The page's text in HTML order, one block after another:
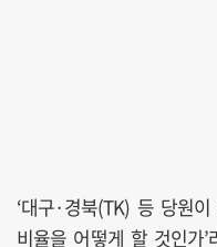
‘대구·경북(TK) 등 당원
비율을 어떻게 할 것인가